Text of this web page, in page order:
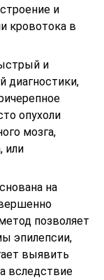
и
кровотока в
и
диагностики,
опухоли
мозга,
или
на
позволяет
эпилепсии,
выявить
вследствие